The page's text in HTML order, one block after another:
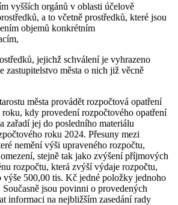
vyšších orgánů v oblasti účelově
a to včetně prostředků, které jsou
objemů konkrétním
jejichž schválení je vyhrazeno
zastupitelstvo města o nich již věcně
města provádět rozpočtová opatření
kdy provedení rozpočtového opatření
zařadí jej do posledního materiálu
roku 2024. Přesuny mezi
nemění výši upraveného rozpočtu,
stejně tak jako zvýšení příjmových
rozpočtu, která zvýší výdaje rozpočtu,
výše 500,00 tis. Kč jedné položky jednoho
jsou povinni o provedených
informaci na nejbližším zasedání rady